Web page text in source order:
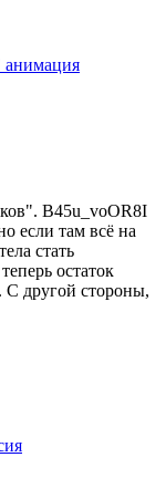
анимация
B45u_voOR8I
если там всё на
стать
остаток
С другой стороны,